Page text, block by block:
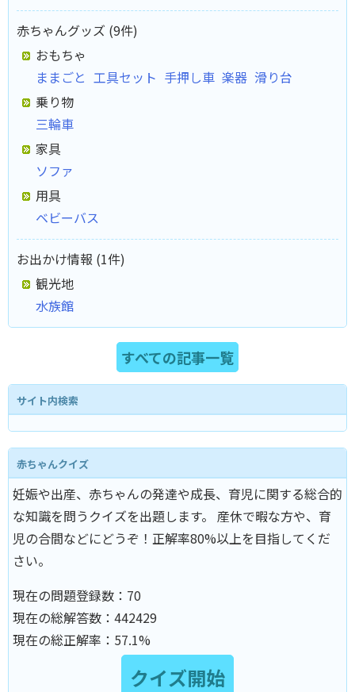
赤ちゃんグッズ (9件)
おもちゃ
ままごと 工具セット 手押し車 楽器 滑り台
乗り物
三輪車
家具
ソファ
用具
ベビーバス
お出かけ情報 (1件)
観光地
水族館
すべての記事一覧
サイト内検索
赤ちゃんクイズ
妊娠や出産、赤ちゃんの発達や成長、育児に関する総合的
な知識を問うクイズを出題します。 産休で暇な方や、育
児の合間などにどうぞ！正解率80%以上を目指してくだ
さい。
現在の問題登録数： 70
現在の総解答数： 442429
現在の総正解率： 57.1%